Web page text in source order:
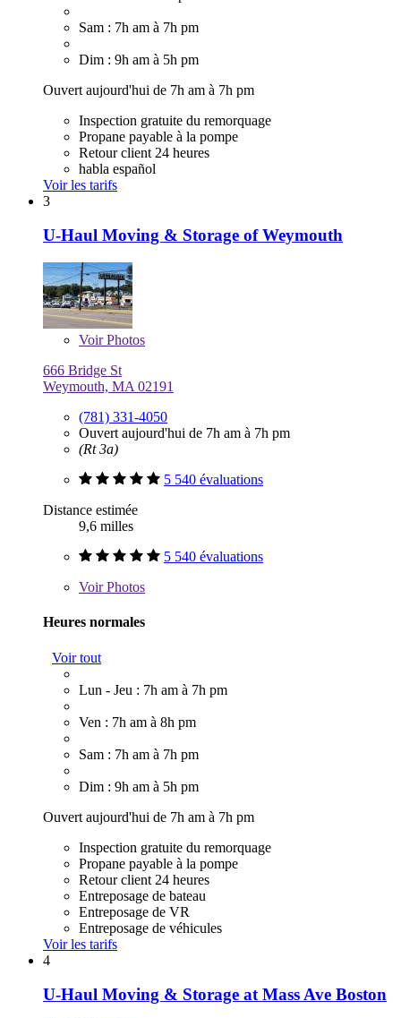
Sam : 7h am à 7h pm
Dim : 9h am à 5h pm
Ouvert aujourd'hui de 7h am à 7h pm
Inspection gratuite du remorquage
Propane payable à la pompe
Retour client 24 heures
habla español
Voir les tarifs
3
U-Haul Moving & Storage of Weymouth
VoirPhotos
666 Bridge St
Weymouth, MA 02191
(781) 331-4050
Ouvert aujourd'hui de 7h am à 7h pm
(Rt 3a)
5 540 évaluations
Distance estimée
9,6 milles
5 540 évaluations
VoirPhotos
Heures normales
Voir tout
Lun - Jeu : 7h am à 7h pm
Ven : 7h am à 8h pm
Sam : 7h am à 7h pm
Dim : 9h am à 5h pm
Ouvert aujourd'hui de 7h am à 7h pm
Inspection gratuite du remorquage
Propane payable à la pompe
Retour client 24 heures
Entreposage de bateau
Entreposage de VR
Entreposage de véhicules
Voir les tarifs
4
U-Haul Moving & Storage at Mass Ave Boston